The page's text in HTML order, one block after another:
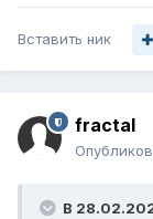
Вставить ник
fractal
В